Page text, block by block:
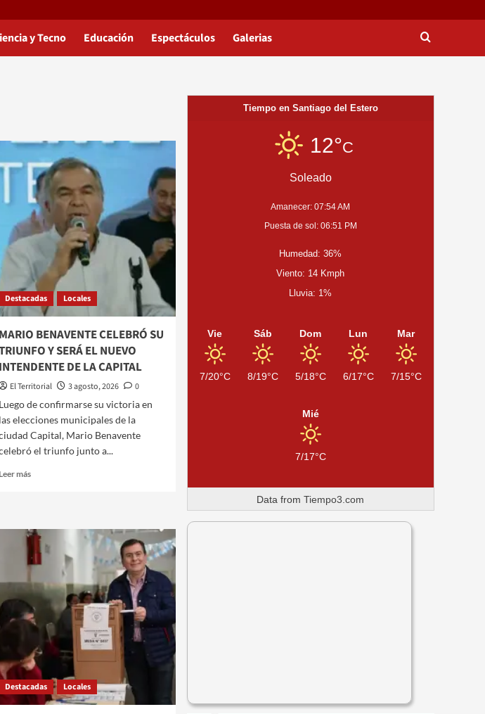
y Tecno Educación Espectáculos Galerias
Destacadas Locales
MARIO BENAVENTE CELEBRÓ SU
Y SERÁ EL NUEVO
INTENDENTE DE LA CAPITAL
El Territorial 3 agosto, 2026
0
Luego de confirmarse su victoria en
las elecciones municipales de la
Capital, Mario Benavente
el triunfo junto a...
Leer másLeer
CELEBRÓ
SU
TRIUNFO
SERÁ
EL
NUEVO
INTENDENTE
DE
LA
CAPITAL
Destacadas Locales
Tiempo en Santiago del Estero
12°C
Soleado
Amanecer: 07:54 AM
Puesta de sol: 06:51 PM
Humedad: 36%
Viento: 14 Kmph
Lluvia: 1%
Vie
7/20°C
Sáb
8/19°C
Dom
5/18°C
Lun
6/17°C
Mar
7/15°C
Mié
7/17°C
Data fromTiempo3.com